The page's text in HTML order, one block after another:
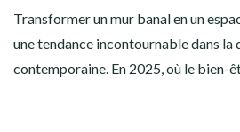
Transformer un mur banal en un
une tendance incontournable dans
contemporaine. En 2025, où le bien-